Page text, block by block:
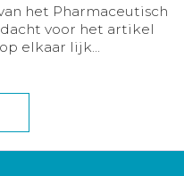
het Pharmaceutisch
voor het artikel
elkaar lijk...